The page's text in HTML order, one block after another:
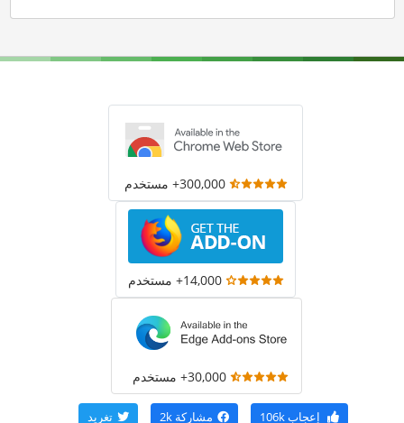
300,000+ مستخدم
14,000+ مستخدم
30,000+ مستخدم
إعجاب106k مشاركة 2k تغريد